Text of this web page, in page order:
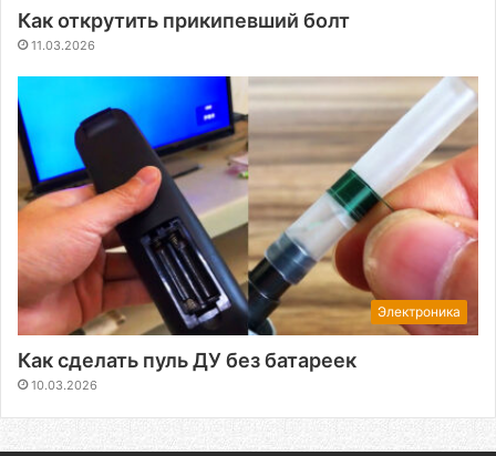
Как открутить прикипевший болт
11.03.2026
Электроника
Как сделать пуль ДУ без батареек
10.03.2026